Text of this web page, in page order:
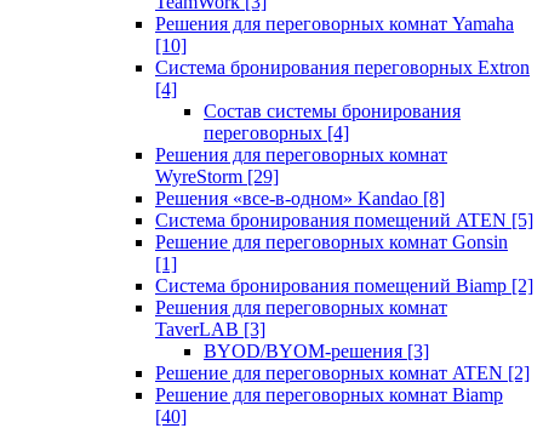
Решения для переговорных комнат Yamaha
[10]
Система бронирования переговорных Extron
[4]
Состав системы бронирования
переговорных [4]
Решения для переговорных комнат
WyreStorm [29]
Решения «все-в-одном» Kandao [8]
Система бронирования помещений ATEN [5]
Решение для переговорных комнат Gonsin
[1]
Система бронирования помещений Biamp [2]
Решения для переговорных комнат
TaverLAB [3]
BYOD/BYOM-решения [3]
Решение для переговорных комнат ATEN [2]
Решение для переговорных комнат Biamp
[40]